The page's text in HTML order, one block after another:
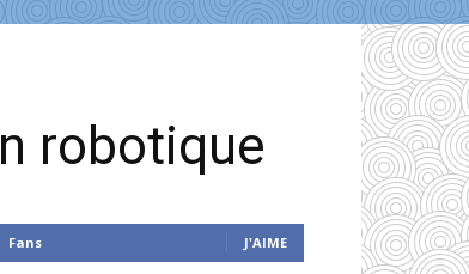
robotique
Fans J'AIME